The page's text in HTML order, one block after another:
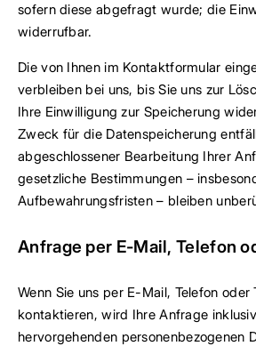
sofern diese abgefragt wurde; die
widerrufbar.
Die von Ihnen im Kontaktformular
verbleiben bei uns, bis Sie uns zur
Ihre Einwilligung zur Speicherung
Zweck für die Datenspeicherung
abgeschlossener Bearbeitung Ihrer
gesetzliche Bestimmungen –
Aufbewahrungsfristen – bleiben
Anfrage per E-Mail, Telefon
Wenn Sie uns per E-Mail, Telefon oder
kontaktieren, wird Ihre Anfrage
hervorgehenden personenbezogenen